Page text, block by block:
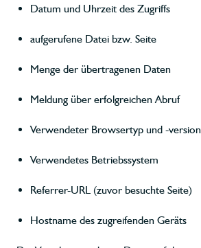
Datum und Uhrzeit des Zugriffs
aufgerufene Datei bzw. Seite
Menge der übertragenen Daten
Meldung über erfolgreichen Abruf
Verwendeter Browsertyp und -version
Verwendetes Betriebssystem
Referrer-URL (zuvor besuchte Seite)
Hostname des zugreifenden Geräts